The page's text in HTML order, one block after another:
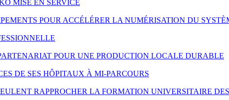
MISE EN SERVICE
POUR ACCÉLÉRER LA NUMÉRISATION DU
POUR UNE PRODUCTION LOCALE DURABLE
DE SES HÔPITAUX À MI-PARCOURS
RAPPROCHER LA FORMATION UNIVERSITAIRE